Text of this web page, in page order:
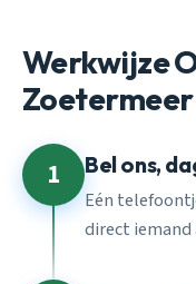
Werkwijze
Zoetermeer
1 Bel ons,
Eén
direct iemand